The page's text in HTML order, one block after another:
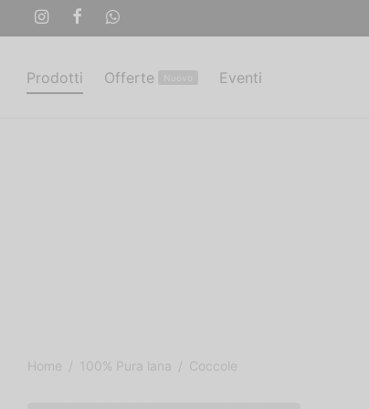
Prodotti Offerte Eventi
Home / 100% Pura lana / Coccole